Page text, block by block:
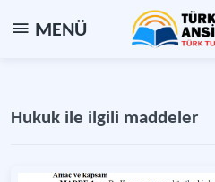
MENÜ
Hukuk ile ilgili maddeler